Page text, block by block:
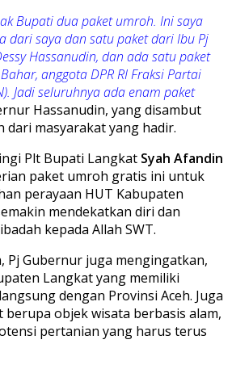
Bupati dua paket umroh. Ini saya
dari saya dan satu paket dari Ibu Pj
Hassanudin, dan ada satu paket
anggota DPR RI Fraksi Partai
Jadi seluruhnya ada enam paket
Hassanudin, yang disambut
masyarakat yang hadir.
Plt Bupati Langkat Syah Afandin
paket umroh gratis ini untuk
perayaan HUT Kabupaten
mendekatkan diri dan
kepada Allah SWT.
Pj Gubernur juga mengingatkan,
Langkat yang memiliki
dengan Provinsi Aceh. Juga
berupa objek wisata berbasis alam,
pertanian yang harus terus